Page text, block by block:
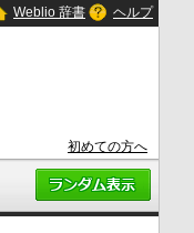
Weblio 辞書 ヘルプ
初めての方へ